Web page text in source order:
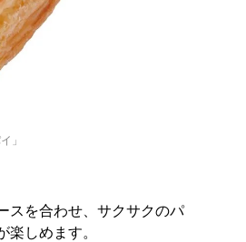
」
スを合わせ、サクサクのパ
しめます。​